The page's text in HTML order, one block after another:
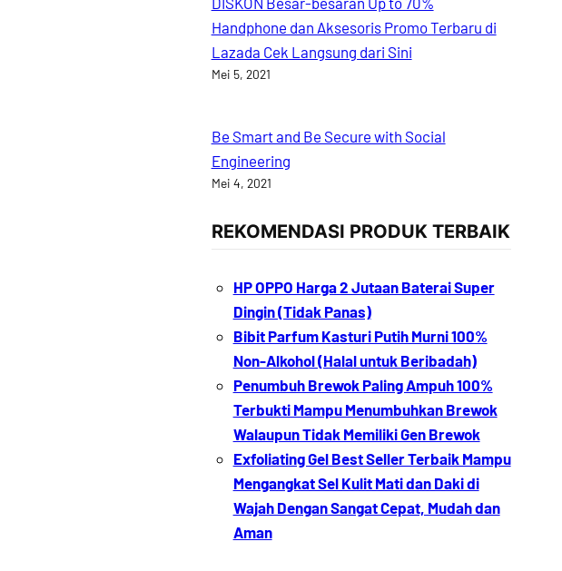
Handphone dan Aksesoris Promo Terbaru di
Lazada Cek Langsung dari Sini
Mei 5, 2021
Be Smart and Be Secure with Social
Engineering
Mei 4, 2021
REKOMENDASI PRODUK TERBAIK
HP OPPO Harga 2 Jutaan Baterai Super
Dingin (Tidak Panas)
Bibit Parfum Kasturi Putih Murni 100%
Non-Alkohol (Halal untuk Beribadah)
Penumbuh Brewok Paling Ampuh 100%
Terbukti Mampu Menumbuhkan Brewok
Walaupun Tidak Memiliki Gen Brewok
Exfoliating Gel Best Seller Terbaik Mampu
Mengangkat Sel Kulit Mati dan Daki di
Wajah Dengan Sangat Cepat, Mudah dan
Aman